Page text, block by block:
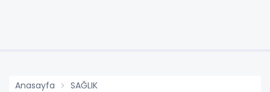
Anasayfa SAĞLIK